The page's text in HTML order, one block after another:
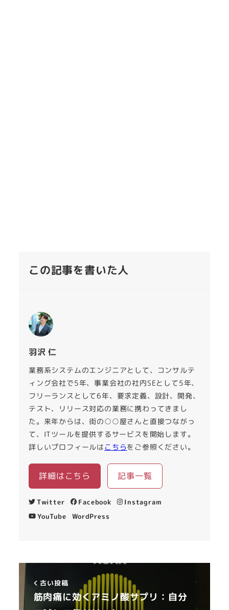
この記事を書いた人
羽沢 仁
業務系システムのエンジニアとして、コンサルテ
ィング会社で5年、事業会社の社内SEとして5年、
フリーランスとして6年、要求定義、設計、開発、
テスト、リリース対応の業務に携わってきまし
た。来年からは、街の○○屋さんと直接つながっ
て、ITツールを提供するサービスを開始します。
詳しいプロフィールはこちらをご参照ください。
詳細はこちら 記事一覧
Twitter Facebook
Instagram
YouTube
WordPress
古い投稿
筋肉痛に効くアミノ酸サプリ：自分